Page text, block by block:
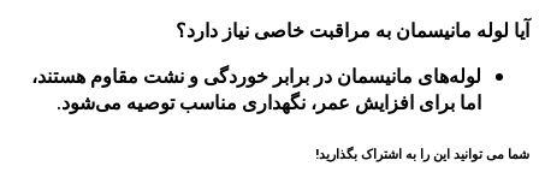
آیا لوله مانیسمان به مراقبت خاصی نیاز دارد؟
لوله‌های مانیسمان در برابر خوردگی و نشت مقاوم هستند،
اما برای افزایش عمر، نگهداری مناسب توصیه می‌شود.
شما می توانید این را به اشتراک بگذارید!